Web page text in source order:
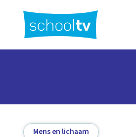
hoofdinhoud
Mens en lichaam